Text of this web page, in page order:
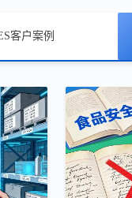
客户案例